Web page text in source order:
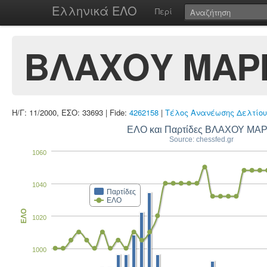
Ελληνικά ΕΛΟ Περί
ΒΛΑΧΟΥ
Η/Γ: 11/2000, ΕΣΟ: 33693 | Fide: 4262158 | Τέλος Ανανέωσης Δελτίου
ΕΛΟ και Παρτίδες ΒΛΑΧΟΥ
Source: chessfed.gr
Παρτίδες
ΕΛΟ
1000
1020
1040
1060
ΕΛΟ